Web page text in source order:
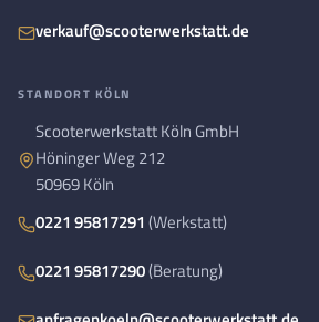
verkauf@scooterwerkstatt.de
STANDORT KÖLN
Scooterwerkstatt Köln GmbH
Höninger Weg 212
50969 Köln
0221 95817291 (Werkstatt)
0221 95817290(Beratung)